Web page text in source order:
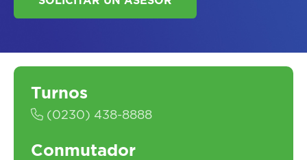
Turnos
(0230) 438-8888
Conmutador